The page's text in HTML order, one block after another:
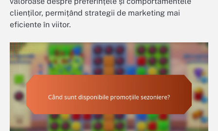
clienților, permițând strategii de marketing mai
eficiente în viitor.